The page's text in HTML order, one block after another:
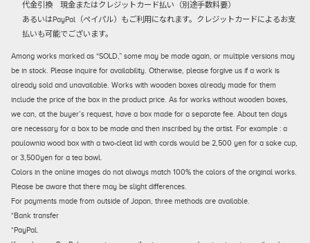
代金引換現金またはクレジットカード払い（別途手数料要）
あるいはPayPal（ペイパル）もご利用になれます。クレジットカードによるお支
払いも可能でございます。
Among works marked as “SOLD,” some may be made again, or multiple versions may
be in stock. Please inquire for availability. Otherwise, please forgive us if a work is
already sold and unavailable. Works with wooden boxes already made for them
include the price of the box in the product price. As for works without wooden boxes,
we can, at the buyer’s request, have a box made for a separate fee. About ten days
are necessary for a box to be made and then inscribed by the artist. For example : a
paulownia wood box with a two-cleat lid with cords would be 2,500 yen for a sake cup,
or 3,500yen for a tea bowl.
Colors in the online images do not always match 100% the colors of the original works.
Please be aware that there may be slight differences.
For payments made from outside of Japan, three methods are available.
*Bank transfer
*PayPal.